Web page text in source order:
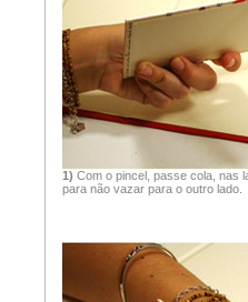
1) Com o pincel, passe cola, nas
para não vazar para o outro lado.